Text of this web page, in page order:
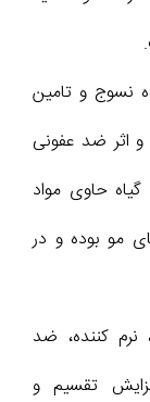
نسوج و تامین
و اثر ضد عفونی
گیاه حاوی مواد
مو بوده و در
نرم کننده، ضد
تقسیم و